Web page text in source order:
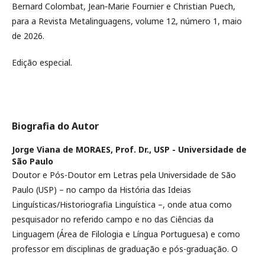
Bernard Colombat, Jean‑Marie Fournier e Christian Puech,
para a Revista Metalinguagens, volume 12, número 1, maio
de 2026.
Edição especial.
Biografia do Autor
Jorge Viana de MORAES, Prof. Dr., USP - Universidade de
São Paulo
Doutor e Pós-Doutor em Letras pela Universidade de São
Paulo (USP) – no campo da História das Ideias
Linguísticas/Historiografia Linguística –, onde atua como
pesquisador no referido campo e no das Ciências da
Linguagem (Área de Filologia e Língua Portuguesa) e como
professor em disciplinas de graduação e pós-graduação. O